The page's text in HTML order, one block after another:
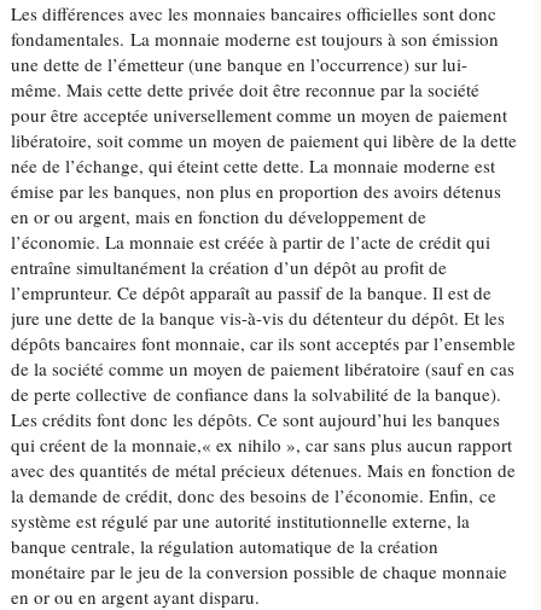
Les différences avec les monnaies bancaires officielles sont donc
fondamentales. La monnaie moderne est toujours à son émission
une dette de l’émetteur (une banque en l’occurrence) sur lui-
même. Mais cette dette privée doit être reconnue par la société
pour être acceptée universellement comme un moyen de paiement
libératoire, soit comme un moyen de paiement qui libère de la dette
née de l’échange, qui éteint cette dette. La monnaie moderne est
émise par les banques, non plus en proportion des avoirs détenus
en or ou argent, mais en fonction du développement de
l’économie. La monnaie est créée à partir de l’acte de crédit qui
entraîne simultanément la création d’un dépôt au profit de
l’emprunteur. Ce dépôt apparaît au passif de la banque. Il est de
jure une dette de la banque vis-à-vis du détenteur du dépôt. Et les
dépôts bancaires font monnaie, car ils sont acceptés par l’ensemble
de la société comme un moyen de paiement libératoire (sauf en cas
de perte collective de confiance dans la solvabilité de la banque).
Les crédits font donc les dépôts. Ce sont aujourd’hui les banques
qui créent de la monnaie,« ex nihilo », car sans plus aucun rapport
avec des quantités de métal précieux détenues. Mais en fonction de
la demande de crédit, donc des besoins de l’économie. Enfin, ce
système est régulé par une autorité institutionnelle externe, la
banque centrale, la régulation automatique de la création
monétaire par le jeu de la conversion possible de chaque monnaie
en or ou en argent ayant disparu.